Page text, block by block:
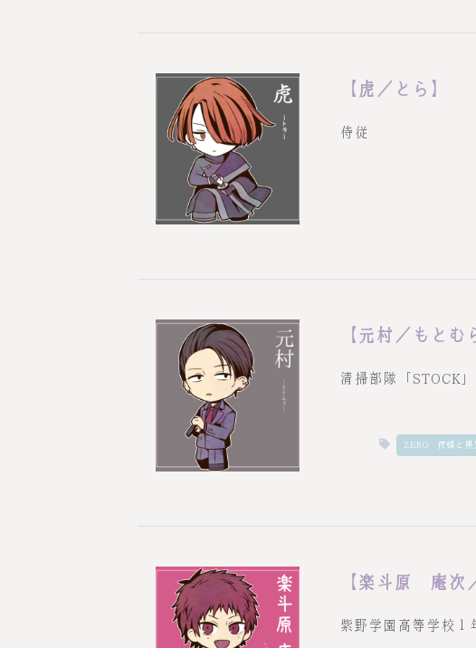
【虎／とら】
侍従
【元村／もとむ
清掃部隊「STOCK
ZERO－夜蝶と黒
【楽斗原 庵次
紫野学園高等学校１